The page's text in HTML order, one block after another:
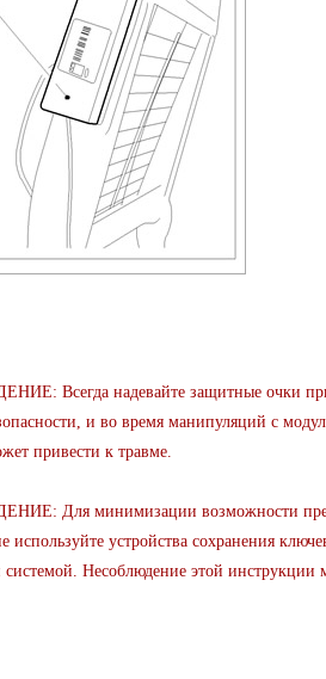
Всегда надевайте защитные очки
и во время манипуляций с
привести к травме.
Для минимизации возможности
используйте устройства сохранения
Несоблюдение этой инструкции